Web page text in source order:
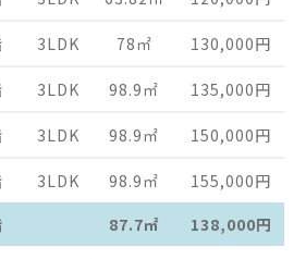
3LDK 78 ㎡ 130,000円
3LDK 98.9 ㎡ 135,000円
3LDK 98.9 ㎡ 150,000円
3LDK 98.9 ㎡ 155,000円
87.7㎡ 138,000円